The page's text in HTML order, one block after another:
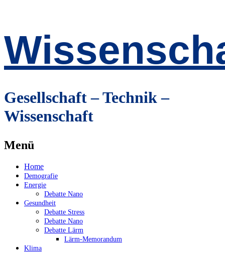
Gesellschaft – Technik –
Wissenschaft
Menü
Zum
Inhalt
springen
Home
Demografie
Energie
Debatte Nano
Gesundheit
Debatte Stress
Debatte Nano
Debatte Lärm
Lärm-Memorandum
Klima